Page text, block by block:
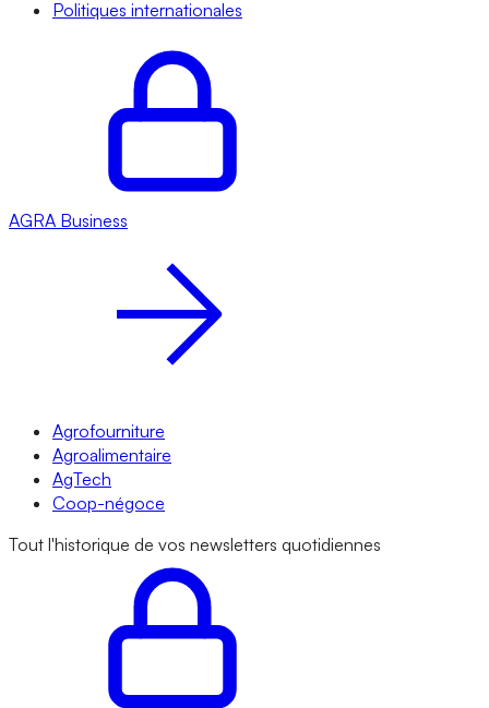
Politiques internationales
AGRA Business
Agrofourniture
Agroalimentaire
AgTech
Coop-négoce
Tout l'historique de vos newsletters quotidiennes